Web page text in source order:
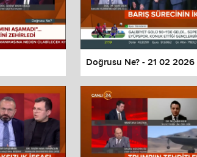
Doğrusu Ne? - 21 02 2026